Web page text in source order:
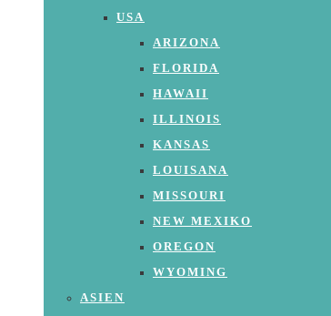
USA
ARIZONA
FLORIDA
HAWAII
ILLINOIS
KANSAS
LOUISANA
MISSOURI
NEW MEXIKO
OREGON
WYOMING
ASIEN